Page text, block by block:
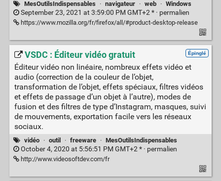
MesOutilsIndispensables · navigateur · web · Windows
September 23, 2021 at 3:59:00 PM GMT+2 * · permalien
https://www.mozilla.org/fr/firefox/all/#product-desktop-release
Épinglé
VSDC : Éditeur vidéo gratuit
Éditeur vidéo non linéaire, nombreux effets vidéo et
audio (correction de la couleur de l’objet,
transformation de l’objet, effets spéciaux, filtres vidéos
et effets de passage d’un objet à l’autre), modes de
fusion et des filtres de type d’Instagram, masques, suivi
de mouvements, exportation facile vers les réseaux
sociaux.
vidéo · outil · freeware · MesOutilsIndispensables
October 4, 2020 at 5:56:51 PM GMT+2 * · permalien
http://www.videosoftdev.com/fr